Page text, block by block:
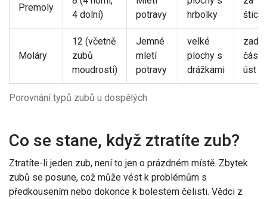
Porovnání typů zubů u dospělých
Premoly
4 dolní)
potravy
hrbolky
Moláry
12 (včetně
zubů
moudrosti)
Jemné
mletí
potravy
velké
plochy s
drážkami
zadní
část
úst
Co se stane, když ztratíte zub?
Ztratíte-li jeden zub, není to jen o prázdném místě. Zbytek
zubů se posune, což může vést k problémům s
předkousením nebo dokonce k bolestem čelisti. Vědci z